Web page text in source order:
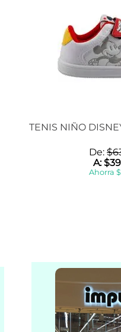
TENIS NIÑO
De: $
A:$
Ahorra $